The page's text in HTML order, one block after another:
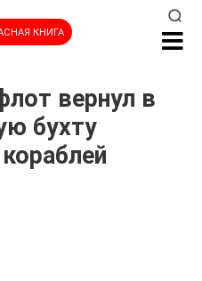
КНИГА
вернул в
бухту